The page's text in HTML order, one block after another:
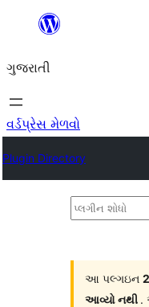
કંટેન્ટ(લખાણ)
જાઓ
ગુજરાતી
વર્ડપ્રેસ મેળવો
Plugin Directory
પ્લગીન
આ પલ્ગઇન
આવ્યો નથી .